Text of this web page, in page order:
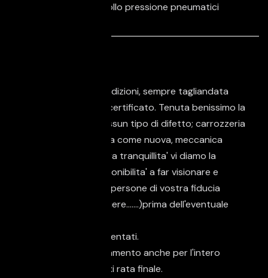
Sistema di controllo pressione pneumatici
Auto in perfette condizioni, sempre tagliandata
con chilometraggio certificato. Tenuta benissimo la
A 1 non presenta nessun tipo di difetto; carrozzeria
perfetta, tappezzeria come nuova, meccanica
perfetta. Per la vostra tranquillita' vi diamo la
nostra massima disponibilita' a far visionare e
provare la vettura a persone di vostra fiducia
(meccanico, carrozziere.......)prima dell'eventuale
Guidabile da Neopatentati.
Possibilita' di finanziamento anche per l'intero
importo e/o con maxi rata finale.